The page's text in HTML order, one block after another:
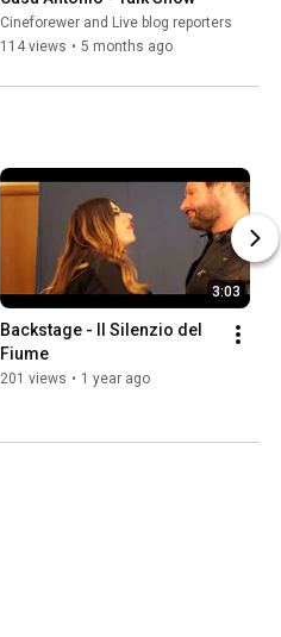
Cineforewer and Live blog reporters
114 views • 5 months ago
3:03
Backstage - Il Silenzio del
Fiume
201 views • 1 year ago